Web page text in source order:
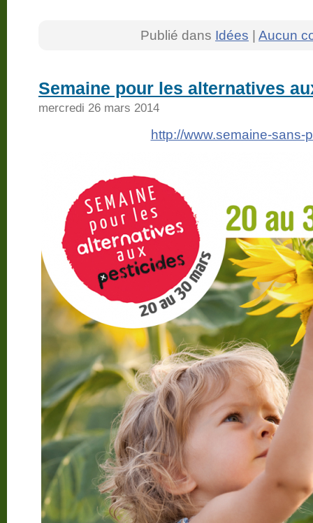
Publié dans Idées | Aucun
Semaine pour les alternatives
mercredi 26 mars 2014
http://www.semaine-sans-